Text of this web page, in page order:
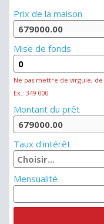
Prix de la maison
Mise de fonds
Ne pas mettre de virgule,
Ex.: 349 000
Montant du prêt
Taux d'intérêt
Mensualité